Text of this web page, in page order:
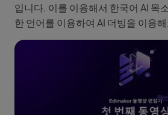
입니다. 이를 이용해서 한국어 AI 목
한 언어를 이용하여 AI 더빙을 이용